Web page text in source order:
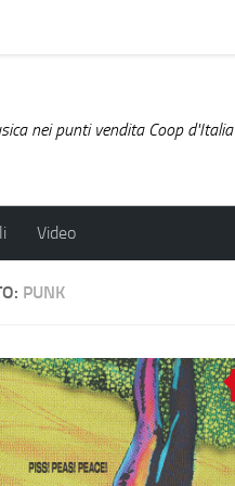
nei punti vendita Coop d'Italia
Video
PUNK